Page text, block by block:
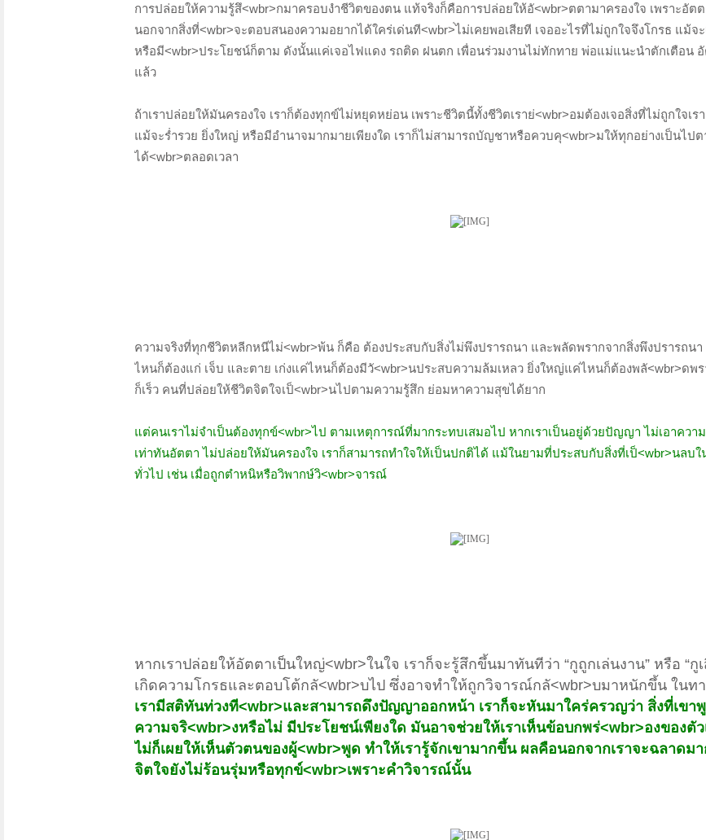
การปล่อยให้ความรู้สึ<wbr>กมาครอบงำชีวิตของตน แท้จริงก็คือการปล่อยให้อั<wbr>ตตามาครองใจ เพราะอัต
นอกจากสิ่งที่<wbr>จะตอบสนองความอยากได้ใคร่เด่นที<wbr>่ไม่เคยพอเสียที เจออะไรที่ไม่ถูกใจจึงโกรธ แม้จะ
หรือมี<wbr>ประโยชน์ก็ตาม ดังนั้นแค่เจอไฟแดง รถติด ฝนตก เพื่อนร่วมงานไม่ทักทาย พ่อแม่แนะนำตักเตือน อั
แล้ว
ถ้าเราปล่อยให้มันครองใจ เราก็ต้องทุกข์ไม่หยุดหย่อน เพราะชีวิตนี้ทั้งชีวิตเราย่<wbr>อมต้องเจอสิ่งที่ไม่ถูกใจเร
แม้จะร่ำรวย ยิ่งใหญ่ หรือมีอำนาจมากมายเพียงใด เราก็ไม่สามารถบัญชาหรือควบคุ<wbr>มให้ทุกอย่างเป็นไปต
ได้<wbr>ตลอดเวลา
ความจริงที่ทุกชีวิตหลีกหนีไม่<wbr>พ้น ก็คือ ต้องประสบกับสิ่งไม่พึงปรารถนา และพลัดพรากจากสิ่งพึงปรารถน
ไหนก็ต้องแก่ เจ็บ และตาย เก่งแค่ไหนก็ต้องมีวั<wbr>นประสบความล้มเหลว ยิ่งใหญ่แค่ไหนก็ต้องพลั<wbr>ดพ
ก็เร็ว คนที่ปล่อยให้ชีวิตจิตใจเป็<wbr>นไปตามความรู้สึก ย่อมหาความสุขได้ยาก
แต่คนเราไม่จำเป็นต้องทุกข์<wbr>ไป ตามเหตุการณ์ที่มากระทบเสมอไป หากเราเป็นอยู่ด้วยปัญญา ไม่เอาควา
เท่าทันอัตตา ไม่ปล่อยให้มันครองใจ เราก็สามารถทำใจให้เป็นปกติได้ แม้ในยามที่ประสบกับสิ่งที่เป็<wbr>นลบ
ทั่วไป เช่น เมื่อถูกตำหนิหรือวิพากษ์วิ<wbr>จารณ์
หากเราปล่อยให้อัตตาเป็นใหญ่<wbr>ในใจ เราก็จะรู้สึกขึ้นมาทันทีว่า “กูถูกเล่นงาน” หรือ “กู
เกิดความโกรธและตอบโต้กลั<wbr>บไป ซึ่งอาจทำให้ถูกวิจารณ์กลั<wbr>บมาหนักขึ้น ในท
เรามีสติทันท่วงที<wbr>และสามารถดึงปัญญาออกหน้า เราก็จะหันมาใคร่ครวญว่า สิ่งที่เขา
ความจริ<wbr>งหรือไม่ มีประโยชน์เพียงใด มันอาจช่วยให้เราเห็นข้อบกพร่<wbr>องของตั
ไม่ก็เผยให้เห็นตัวตนของผู้<wbr>พูด ทำให้เรารู้จักเขามากขึ้น ผลคือนอกจากเราจะฉลาดม
จิตใจยังไม่ร้อนรุ่มหรือทุกข์<wbr>เพราะคำวิจารณ์นั้น